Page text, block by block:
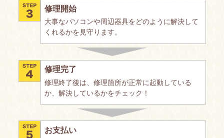
修理開始
大事なパソコンや周辺器具をどのように解決して
くれるかを見守ります。
修理完了
修理終了後は、修理箇所が正常に起動している
か、解決しているかをチェック！
お支払い